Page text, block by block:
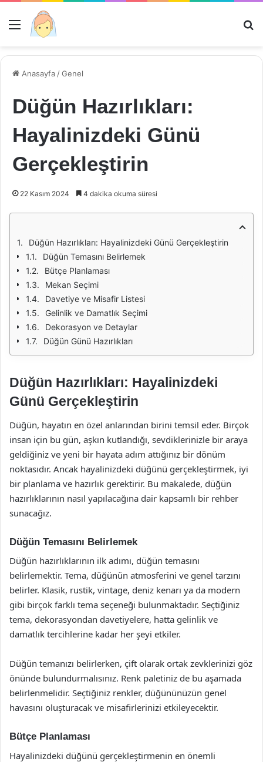
Menü
Anasayfa /Genel
Düğün Hazırlıkları:
Hayalinizdeki Günü
Gerçekleştirin
22 Kasım 2024 4 dakika okuma süresi
Düğün Hazırlıkları: Hayalinizdeki Günü Gerçekleştirin
Düğün Temasını Belirlemek
Bütçe Planlaması
Mekan Seçimi
Davetiye ve Misafir Listesi
Gelinlik ve Damatlık Seçimi
Dekorasyon ve Detaylar
Düğün Günü Hazırlıkları
Düğün Hazırlıkları: Hayalinizdeki
Günü Gerçekleştirin
Düğün, hayatın en özel anlarından birini temsil eder. Birçok
insan için bu gün, aşkın kutlandığı, sevdiklerinizle bir araya
geldiğiniz ve yeni bir hayata adım attığınız bir dönüm
noktasıdır. Ancak hayalinizdeki düğünü gerçekleştirmek, iyi
bir planlama ve hazırlık gerektirir. Bu makalede, düğün
hazırlıklarının nasıl yapılacağına dair kapsamlı bir rehber
sunacağız.
Düğün Temasını Belirlemek
Düğün hazırlıklarının ilk adımı, düğün temasını
belirlemektir. Tema, düğünün atmosferini ve genel tarzını
belirler. Klasik, rustik, vintage, deniz kenarı ya da modern
gibi birçok farklı tema seçeneği bulunmaktadır. Seçtiğiniz
tema, dekorasyondan davetiyelere, hatta gelinlik ve
damatlık tercihlerine kadar her şeyi etkiler.
Düğün temanızı belirlerken, çift olarak ortak zevklerinizi göz
önünde bulundurmalısınız. Renk paletiniz de bu aşamada
belirlenmelidir. Seçtiğiniz renkler, düğününüzün genel
havasını oluşturacak ve misafirlerinizi etkileyecektir.
Bütçe Planlaması
Hayalinizdeki düğünü gerçekleştirmenin en önemli